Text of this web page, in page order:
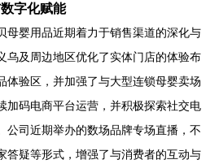
字化赋能
母婴用品近期着力于销售渠道的深化与
乌及周边地区优化了实体门店的体验布
体验区，并加强了与大型连锁母婴卖场
加码电商平台运营，并积极探索社交电
公司近期举办的数场品牌专场直播，不
答疑等形式，增强了与消费者的互动与